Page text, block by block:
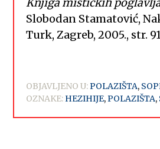
Slobodan Stamatović,
Turk, Zagreb, 2005., str.
OBJAVLJENO U:POLAZIŠTA,
OZNAKE: HEZIHIJE,POLAZIŠTA,